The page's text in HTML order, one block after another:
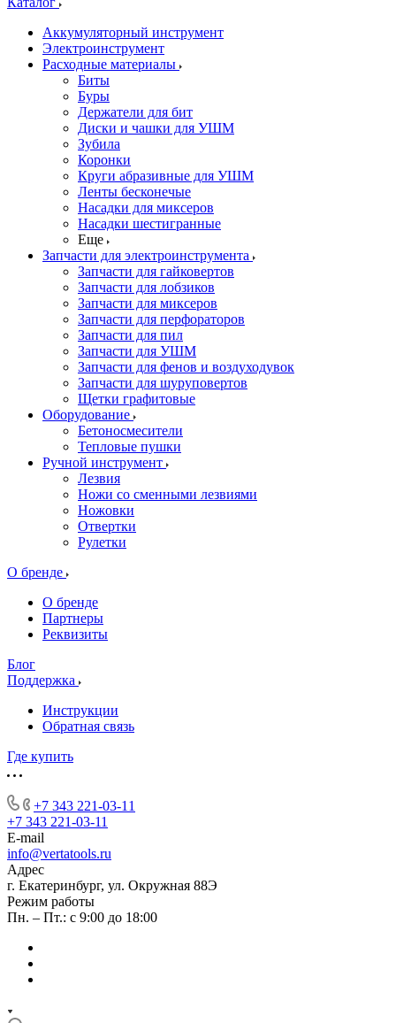
Аккумуляторный инструмент
Электроинструмент
Расходные материалы
Биты
Буры
Держатели для бит
Диски и чашки для УШМ
Зубила
Коронки
Круги абразивные для УШМ
Ленты бесконечые
Насадки для миксеров
Насадки шестигранные
Еще
Запчасти для электроинструмента
Запчасти для гайковертов
Запчасти для лобзиков
Запчасти для миксеров
Запчасти для перфораторов
Запчасти для пил
Запчасти для УШМ
Запчасти для фенов и воздуходувок
Запчасти для шуруповертов
Щетки графитовые
Оборудование
Бетоносмесители
Тепловые пушки
Ручной инструмент
Лезвия
Ножи со сменными лезвиями
Ножовки
Отвертки
Рулетки
О бренде
О бренде
Партнеры
Реквизиты
Блог
Поддержка
Инструкции
Обратная связь
Где купить
+7 343 221-03-11
+7 343 221-03-11
E-mail
info@vertatools.ru
Адрес
г. Екатеринбург, ул. Окружная 88Э
Режим работы
Пн. – Пт.: с 9:00 до 18:00